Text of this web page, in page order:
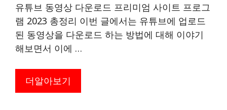
유튜브 동영상 다운로드 프리미엄 사이트 프로그
램 2023 총정리 이번 글에서는 유튜브에 업로드
된 동영상을 다운로드 하는 방법에 대해 이야기
해보면서 이에 …
더알아보기